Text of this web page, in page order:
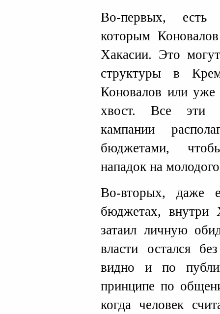
Во-первых, есть
которым
Хакасии. Это
структуры в
Коновалов или уже
хвост. Все эти
кампании
бюджетами,
нападок на молодого
Во-вторых,
бюджетах, внутри
затаил личную
власти остался
видно и по
принципе по
когда человек